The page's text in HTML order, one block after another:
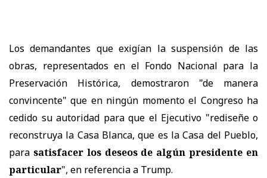
Los demandantes que exigían la suspensión de las
obras, representados en el Fondo Nacional para la
Preservación Histórica, demostraron "de manera
convincente" que en ningún momento el Congreso ha
cedido su autoridad para que el Ejecutivo "rediseñe o
reconstruya la Casa Blanca, que es la Casa del Pueblo,
para satisfacer los deseos de algún presidente en
particular", en referencia a Trump.